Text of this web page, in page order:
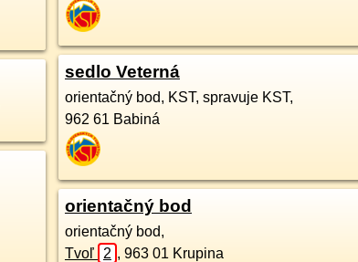
sedlo Veterná
orientačný bod, KST, spravuje KST,
962 61 Babiná
orientačný bod
orientačný bod,
Tvoľ
2 , 963 01 Krupina